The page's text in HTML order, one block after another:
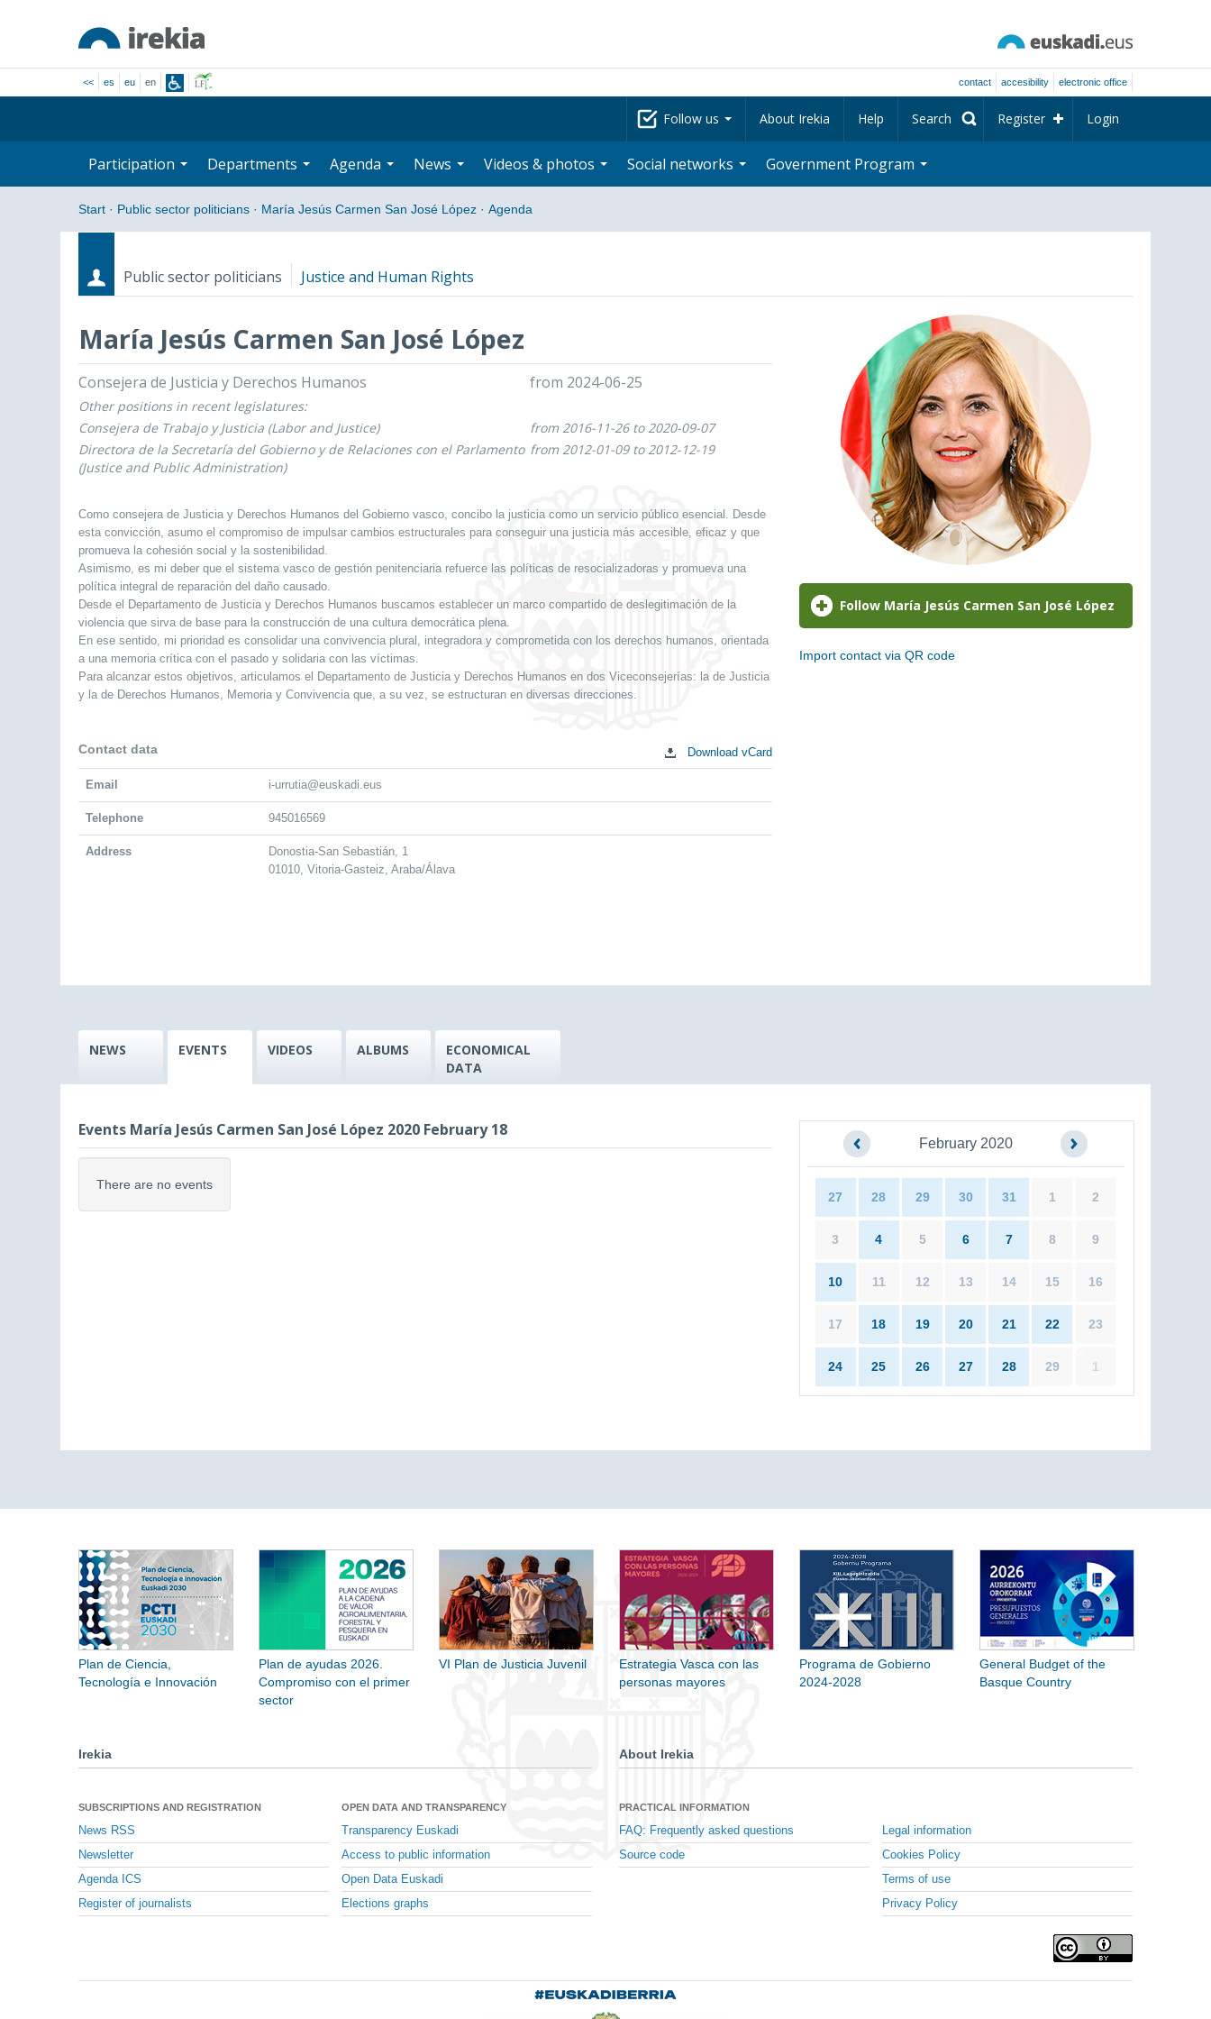
<< es eu en contact accesibility electronic office
Follow us About Irekia Help Search Register Login
Participation Departments Agenda News Videos & photos Social networks Government Program
Start · Public sector politicians · María Jesús Carmen San José López · Agenda
Public sector politicians Justice and Human Rights
María Jesús Carmen San José López
RolesStart date - End date
Consejera de Justicia y Derechos Humanos from 2024-06-25
Other positions in recent legislatures:
Consejera de Trabajo y Justicia (Labor and Justice)
from 2016-11-26 to 2020-09-07
Directora de la Secretaría del Gobierno y de Relaciones con el Parlamento
(Justice and Public Administration)
from 2012-01-09 to 2012-12-19
Como consejera de Justicia y Derechos Humanos del Gobierno vasco, concibo la justicia como un servicio público esencial. Desde
esta convicción, asumo el compromiso de impulsar cambios estructurales para conseguir una justicia más accesible, eficaz y que
promueva la cohesión social y la sostenibilidad.
Asimismo, es mi deber que el sistema vasco de gestión penitenciaria refuerce las políticas de resocializadoras y promueva una
política integral de reparación del daño causado.
Desde el Departamento de Justicia y Derechos Humanos buscamos establecer un marco compartido de deslegitimación de la
violencia que sirva de base para la construcción de una cultura democrática plena.
En ese sentido, mi prioridad es consolidar una convivencia plural, integradora y comprometida con los derechos humanos, orientada
a una memoria crítica con el pasado y solidaria con las víctimas.
Para alcanzar estos objetivos, articulamos el Departamento de Justicia y Derechos Humanos en dos Viceconsejerías: la de Justicia
y la de Derechos Humanos, Memoria y Convivencia que, a su vez, se estructuran en diversas direcciones.
Contact data Download vCard
Email i-urrutia@euskadi.eus
Telephone 945016569
Address
Donostia-San Sebastián, 1
01010, Vitoria-Gasteiz, Araba/Álava
Import contact via QR code
NEWS EVENTS VIDEOS ALBUMS
ECONOMICAL
DATA
Events María Jesús Carmen San José López 2020 February 18
There are no events
February 2020
27 28 29 30 31 1 2
3 4 5 6 7 8 9
10 11 12 13 14 15 16
17 18 19 20 21 22 23
24 25 26 27 28 29 1
Plan de Ciencia,
Tecnología e Innovación
Plan de ayudas 2026.
Compromiso con el primer
sector
VI Plan de Justicia Juvenil
Estrategia Vasca con las
personas mayores
Programa de Gobierno
2024-2028
General Budget of the
Basque Country
Irekia
SUBSCRIPTIONS AND REGISTRATION
News RSS
Newsletter
Agenda ICS
Register of journalists
OPEN DATA AND TRANSPARENCY
Transparency Euskadi
Access to public information
Open Data Euskadi
Elections graphs
About Irekia
PRACTICAL INFORMATION
FAQ: Frequently asked questions
Source code
Legal information
Cookies Policy
Terms of use
Privacy Policy